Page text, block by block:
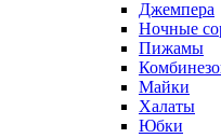
Джемпера
Ночные
Пижамы
Майки
Халаты
Юбки